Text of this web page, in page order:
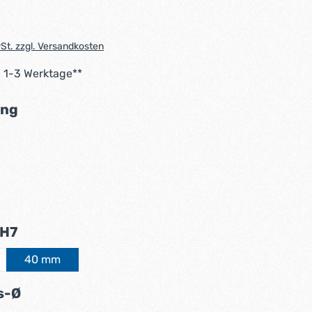
zzgl. Versandkosten
1-3 Werktage**
auswählen
Option ist zurzeit nicht verfügbar.)
40 mm
Øauswählen